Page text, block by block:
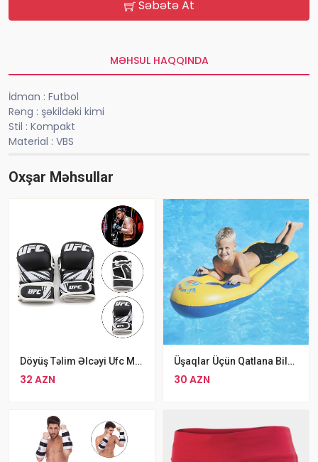
Səbətə At
MƏHSUL HAQQINDA
İdman : Futbol
Rəng : şəkildəki kimi
Stil : Kompakt
Material : VBS
Oxşar Məhsullar
Döyüş Təlim Əlcəyi Ufc Mma Cüt Ölçü M L
32 AZN
Üşaqlar Üçün Qatlana Bilən Zərərsiz Earlyad Surfboard Şişmə Üzmə Döşəyi
30 AZN